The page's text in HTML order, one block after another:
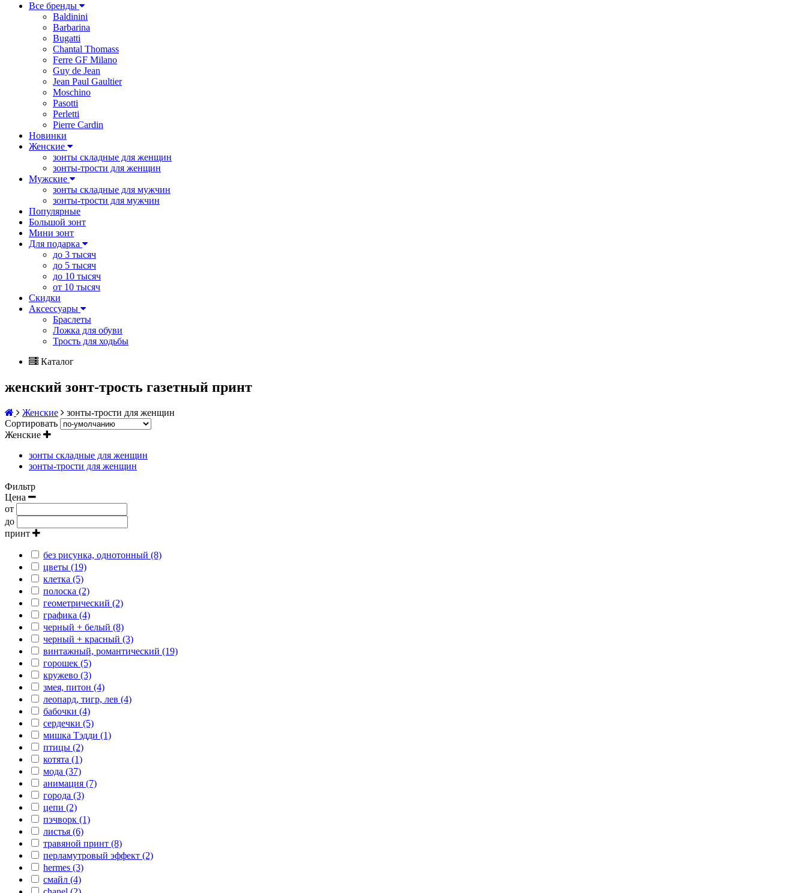
Все бренды
Baldinini
Barbarina
Bugatti
Chantal Thomass
Ferre GF Milano
Guy de Jean
Jean Paul Gaultier
Moschino
Pasotti
Perletti
Pierre Cardin
Новинки
Женские
зонты складные для женщин
зонты-трости для женщин
Мужские
зонты складные для мужчин
зонты-трости для мужчин
Популярные
Большой зонт
Мини зонт
Для подарка
до 3 тысяч
до 5 тысяч
до 10 тысяч
от 10 тысяч
Скидки
Аксессуары
Браслеты
Ложка для обуви
Трость для ходьбы
Каталог
женский зонт-трость газетный принт
Женские
зонты-трости для женщин
Сортировать
Женские
зонты складные для женщин
зонты-трости для женщин
Фильтр
Цена
от
до
принт
без рисунка, однотонный (8)
цветы (19)
клетка (5)
полоска (2)
геометрический (2)
графика (4)
черный + белый (8)
черный + красный (3)
винтажный, романтический (19)
горошек (5)
кружево (3)
змея, питон (4)
леопард, тигр, лев (4)
бабочки (4)
сердечки (5)
мишка Тэдди (1)
птицы (2)
котята (1)
мода (37)
анимация (7)
города (3)
цепи (2)
пэчворк (1)
листья (6)
травяной принт (8)
перламутровый эффект (2)
hermes (3)
смайл (4)